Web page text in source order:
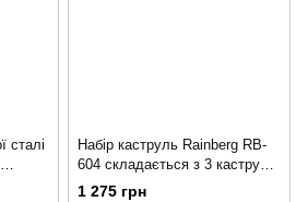
сталі
Набір каструль Rainberg RB-
604 складається з 3 каструль
та 3 кришок.
1 275 грн